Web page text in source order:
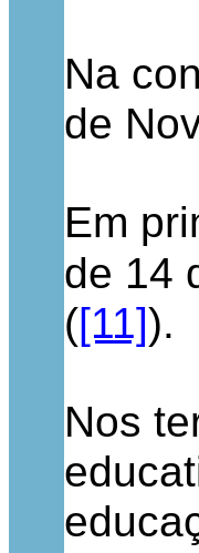
Na
de
Em
de 14
([11]).
Nos